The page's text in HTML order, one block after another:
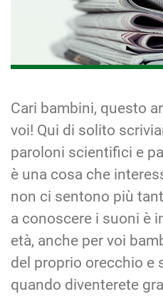
Cari bambini, questo
voi! Qui di solito
paroloni scientifici e
è una cosa che
non ci sentono più
a conoscere i suoni è
età, anche per voi
del proprio orecchio e
quando diventerete